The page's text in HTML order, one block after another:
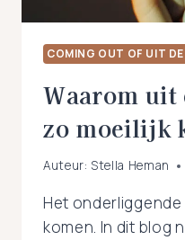
COMING OUT OF UIT
Waarom uit
zo moeilijk
Auteur: Stella Heman
Het
komen. In dit blog